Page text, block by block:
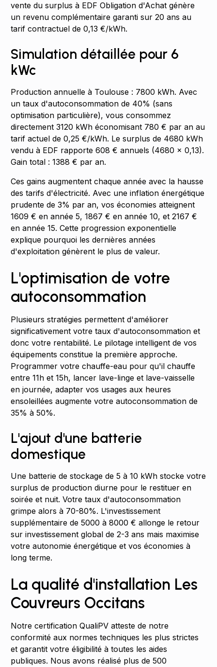
vente du surplus à EDF Obligation d'Achat génère
un revenu complémentaire garanti sur 20 ans au
tarif contractuel de 0,13 €/kWh.
Simulation détaillée pour 6
kWc
Production annuelle à Toulouse : 7800 kWh. Avec
un taux d'autoconsommation de 40% (sans
optimisation particulière), vous consommez
directement 3120 kWh économisant 780 € par an au
tarif actuel de 0,25 €/kWh. Le surplus de 4680 kWh
vendu à EDF rapporte 608 € annuels (4680 × 0,13).
Gain total : 1388 € par an.
Ces gains augmentent chaque année avec la hausse
des tarifs d'électricité. Avec une inflation énergétique
prudente de 3% par an, vos économies atteignent
1609 € en année 5, 1867 € en année 10, et 2167 €
en année 15. Cette progression exponentielle
explique pourquoi les dernières années
d'exploitation génèrent le plus de valeur.
L'optimisation de votre
autoconsommation
Plusieurs stratégies permettent d'améliorer
significativement votre taux d'autoconsommation et
donc votre rentabilité. Le pilotage intelligent de vos
équipements constitue la première approche.
Programmer votre chauffe-eau pour qu'il chauffe
entre 11h et 15h, lancer lave-linge et lave-vaisselle
en journée, adapter vos usages aux heures
ensoleillées augmente votre autoconsommation de
35% à 50%.
L'ajout d'une batterie
domestique
Une batterie de stockage de 5 à 10 kWh stocke votre
surplus de production diurne pour le restituer en
soirée et nuit. Votre taux d'autoconsommation
grimpe alors à 70-80%. L'investissement
supplémentaire de 5000 à 8000 € allonge le retour
sur investissement global de 2-3 ans mais maximise
votre autonomie énergétique et vos économies à
long terme.
La qualité d'installation Les
Couvreurs Occitans
Notre certification QualiPV atteste de notre
conformité aux normes techniques les plus strictes
et garantit votre éligibilité à toutes les aides
publiques. Nous avons réalisé plus de 500